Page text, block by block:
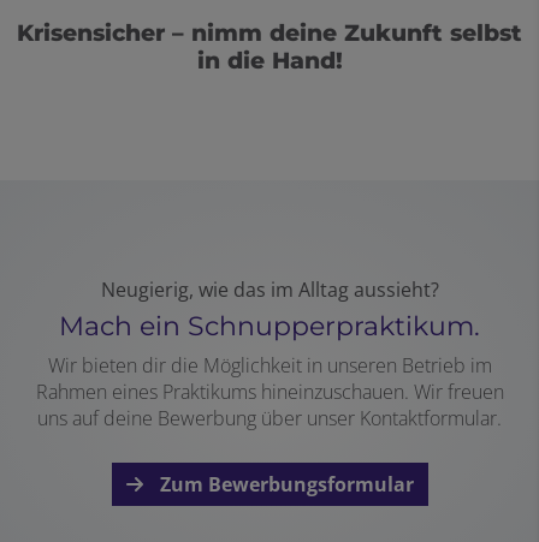
Krisensicher – nimm deine Zukunft selbst
in die Hand!
Neugierig, wie das im Alltag aussieht?
Mach ein Schnupperpraktikum.
Wir bieten dir die Möglichkeit in unseren Betrieb im
Rahmen eines Praktikums hineinzuschauen. Wir freuen
uns auf deine Bewerbung über unser Kontaktformular.
Zum Bewerbungsformular